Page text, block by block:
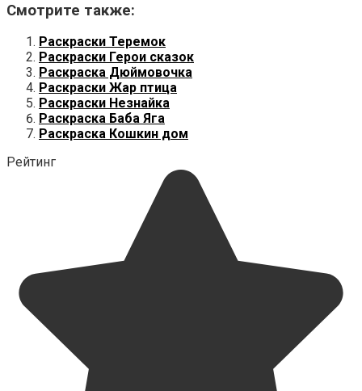
Смотрите также:
Раскраски Теремок
Раскраски Герои сказок
Раскраска Дюймовочка
Раскраски Жар птица
Раскраски Незнайка
Раскраска Баба Яга
Раскраска Кошкин дом
Рейтинг